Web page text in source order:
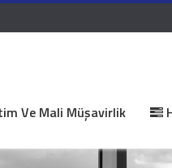
Ve Mali Müşavirlik